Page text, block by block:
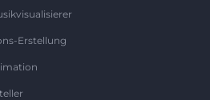
Erstellung